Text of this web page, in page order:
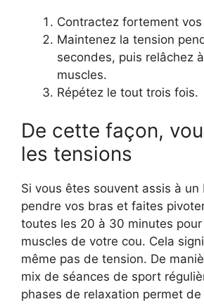
Contractez fortement
Maintenez la tension
secondes, puis relâchez
muscles.
Répétez le tout trois fois.
De cette façon,
les tensions
Si vous êtes souvent assis à un
pendre vos bras et faites
toutes les 20 à 30 minutes
muscles de votre cou. Cela
même pas de tension. De
mix de séances de sport
phases de relaxation permet de